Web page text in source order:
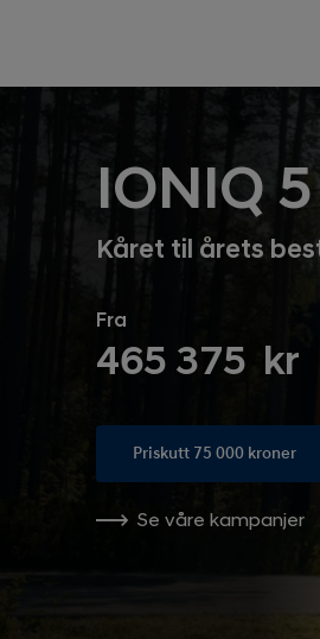
IONIQ 5
Kåret til årets
Fra
465 375 kr
Priskutt 75 000 kroner
Se våre kampanjer